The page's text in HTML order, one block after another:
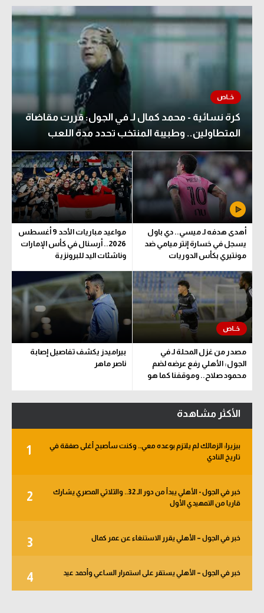
كرة نسائية - محمد كمال لـ في الجول: قررت مقاضاة
المتطاولين.. وطبيبة المنتخب تحدد مدة اللعب
أهدى هدفه لـ ميسي.. دي باول
يسجل في خسارة إنتر ميامي ضد
مونتيري بكأس الدوريات
مواعيد مباريات الأحد 9 أغسطس
2026.. أرسنال في كأس الإمارات
وناشئات اليد للبرونزية
مصدر من غزل المحلة لـ في
الجول: الأهلي رفع عرضه لضم
محمود صلاح.. وموقفنا كما هو
بيراميدز يكشف تفاصيل إصابة
ناصر ماهر
الأكثر مشاهدة
1
بيزيرا: الزمالك لم يلتزم بوعده معي.. وكنت سأصبح أغلى صفقة في
تاريخ النادي
2
خبر في الجول - الأهلي يبدأ من دور الـ 32.. والثلاثي المصري يشارك
قاريا من التمهيدي الأول
3 خبر في الجول – الأهلي يقرر الاستنغاء عن عمر كمال
4 خبر في الجول – الأهلي يستقر على استمرار الساعي وأحمد عيد